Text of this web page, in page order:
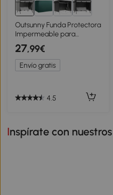
Outsunny Funda Protectora
Impermeable para
Balancín de Jardín 3 Plazas
con Cremallera Antipolvo y
Antiviento 215x155x150 cm
27,99€
Envío gratis
4.5
Inspírate con